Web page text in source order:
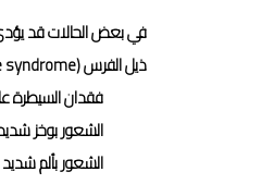
في بعض الحالات قد يؤدي
ذيل الفرس (cauda equine syndrome)، والتي تؤدي إلى ظهور بعض الأعراض الخطيرة مثل:
فقدان السيطرة
الشعور بوخز
الشعور بألم